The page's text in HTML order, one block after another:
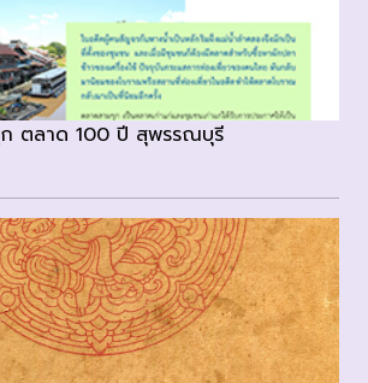
ก ตลาด 100 ปี สุพรรณบุรี